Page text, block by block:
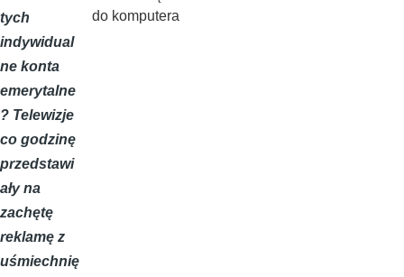
tych
indywidual
ne konta
emerytalne
? Telewizje
co godzinę
przedstawi
ały na
zachętę
reklamę z
uśmiechnię
do komputera